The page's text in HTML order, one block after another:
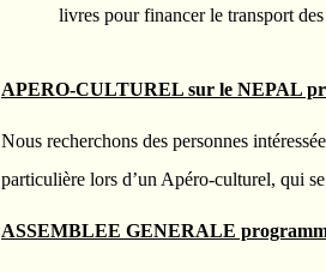
livres pour financer le transport
APERO-CULTUREL sur le NEPAL
Nous recherchons des personnes
particulière lors d’un Apéro-culturel, qui
ASSEMBLEE GENERALE